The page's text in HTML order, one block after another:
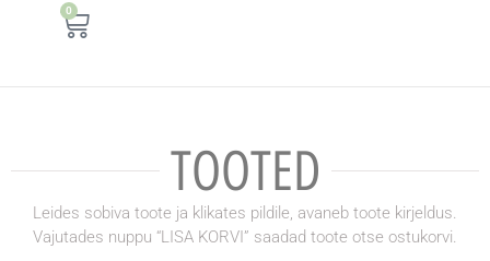
0
TOOTED
Leides sobiva toote ja klikates pildile, avaneb toote kirjeldus.
Vajutades nuppu “LISA KORVI” saadad toote otse ostukorvi.